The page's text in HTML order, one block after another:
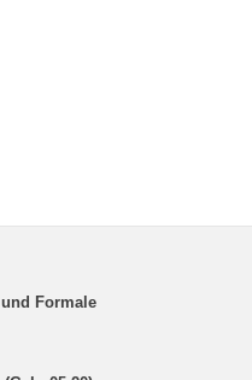
Formale